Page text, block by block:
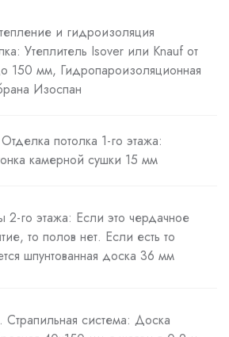
и гидроизоляция
Утеплитель Isover или Knauf от
150 мм, Гидропароизоляционная
Изоспан
потолка 1-го этажа:
камерной сушки 15 мм
2-го этажа: Если это чердачное
то полов нет. Если есть то
шпунтованная доска 36 мм
Страпильная система: Доска